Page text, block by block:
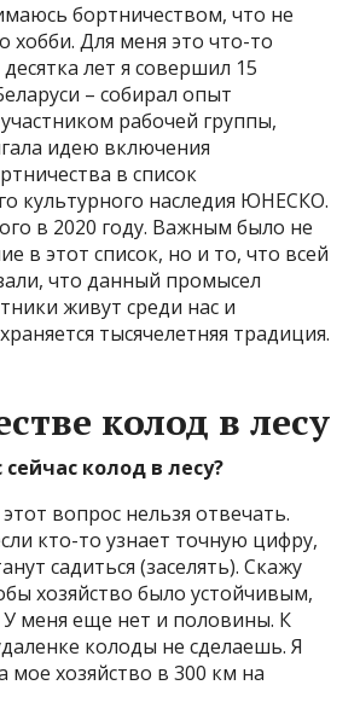
бортничеством, что не
хобби. Для меня это что-то
лет я совершил 15
– собирал опыт
рабочей группы,
идею включения
в список
культурного наследия ЮНЕСКО.
в 2020 году. Важным было не
в этот список, но и то, что всей
что данный промысел
живут среди нас и
тысячелетняя традиция.
колод в лесу
сейчас колод в лесу?
вопрос нельзя отвечать.
кто-то узнает точную цифру,
садиться (заселять). Скажу
хозяйство было устойчивым,
У меня еще нет и половины. К
колоды не сделаешь. Я
мое хозяйство в 300 км на